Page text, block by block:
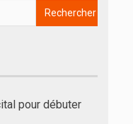
pour débuter